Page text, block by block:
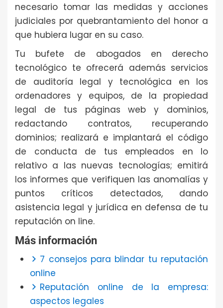
necesario tomar las medidas y acciones
judiciales por quebrantamiento del honor a
que hubiera lugar en su caso.
Tu bufete de abogados en derecho
tecnológico te ofrecerá además servicios
de auditoría legal y tecnológica en los
ordenadores y equipos, de la propiedad
legal de tus páginas web y dominios,
redactando contratos, recuperando
dominios; realizará e implantará el código
de conducta de tus empleados en lo
relativo a las nuevas tecnologías; emitirá
los informes que verifiquen las anomalías y
puntos críticos detectados, dando
asistencia legal y jurídica en defensa de tu
reputación on line.
Más información
7 consejos para blindar tu reputación
online
Reputación online de la empresa:
aspectos legales